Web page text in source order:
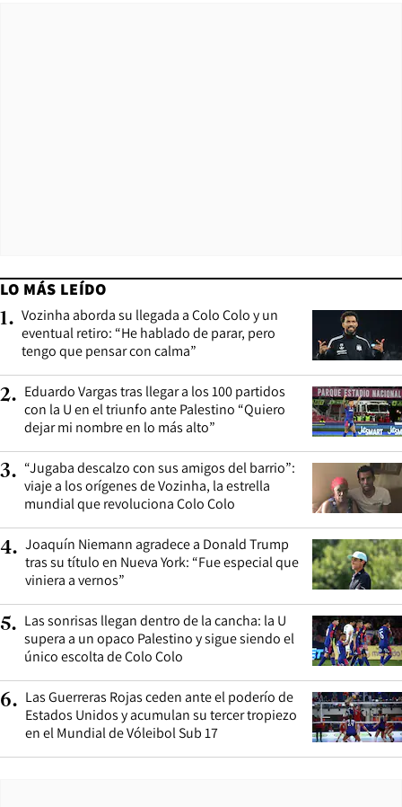
LO MÁS LEÍDO
1. Vozinha aborda su llegada a Colo Colo y un
eventual retiro: “He hablado de parar, pero
tengo que pensar con calma”
2. Eduardo Vargas tras llegar a los 100 partidos
con la U en el triunfo ante Palestino “Quiero
dejar mi nombre en lo más alto”
3. “Jugaba descalzo con sus amigos del barrio”:
viaje a los orígenes de Vozinha, la estrella
mundial que revoluciona Colo Colo
4. Joaquín Niemann agradece a Donald Trump
tras su título en Nueva York: “Fue especial que
viniera a vernos”
5. Las sonrisas llegan dentro de la cancha: la U
supera a un opaco Palestino y sigue siendo el
único escolta de Colo Colo
6. Las Guerreras Rojas ceden ante el poderío de
Estados Unidos y acumulan su tercer tropiezo
en el Mundial de Vóleibol Sub 17